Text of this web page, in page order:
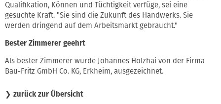
Qualifikation, Können und Tüchtigkeit verfüge, sei eine
gesuchte Kraft. "Sie sind die Zukunft des Handwerks. Sie
werden dringend auf dem Arbeitsmarkt gebraucht."
Bester Zimmerer geehrt
Als bester Zimmerer wurde Johannes Holzhai von der Firma
Bau-Fritz GmbH Co. KG, Erkheim, ausgezeichnet.
❯ zurück zur Übersicht